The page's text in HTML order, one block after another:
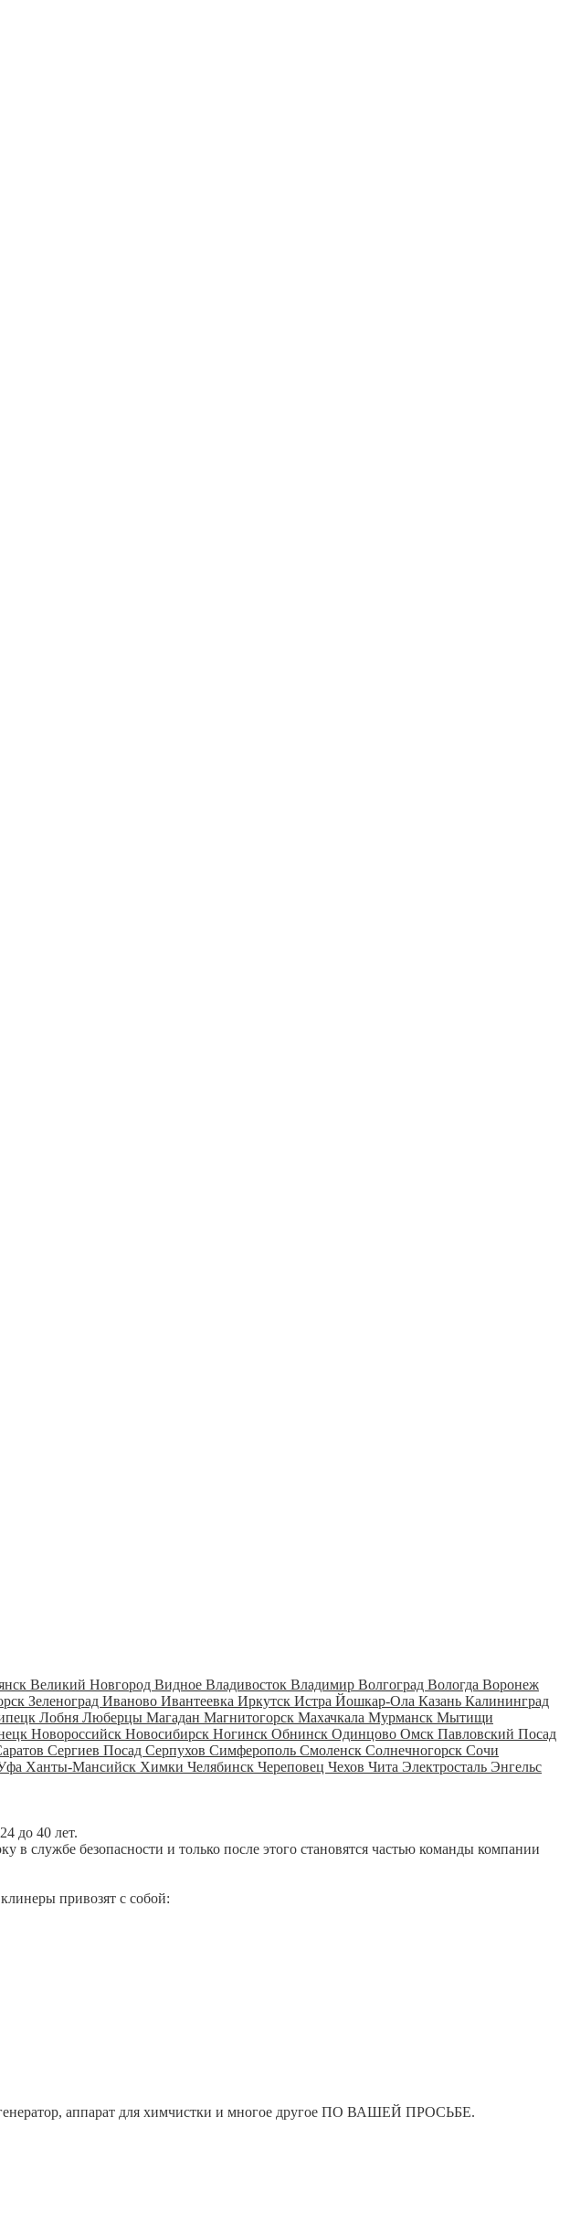
Великий Новгород Видное Владивосток Владимир Волгоград Вологда Воронеж
Зеленоград Иваново Ивантеевка Иркутск Истра Йошкар-Ола Казань Калининград
Лобня Люберцы Магадан Магнитогорск Махачкала Мурманск Мытищи
Новороссийск Новосибирск Ногинск Обнинск Одинцово Омск Павловский Посад
Сергиев Посад Серпухов Симферополь Смоленск Солнечногорск Сочи
Ханты-Мансийск Химки Челябинск Череповец Чехов Чита Электросталь Энгельс
до 40 лет.
службе безопасности и только после этого становятся частью команды компании
привозят с собой:
аппарат для химчистки и многое другое ПО ВАШЕЙ ПРОСЬБЕ.